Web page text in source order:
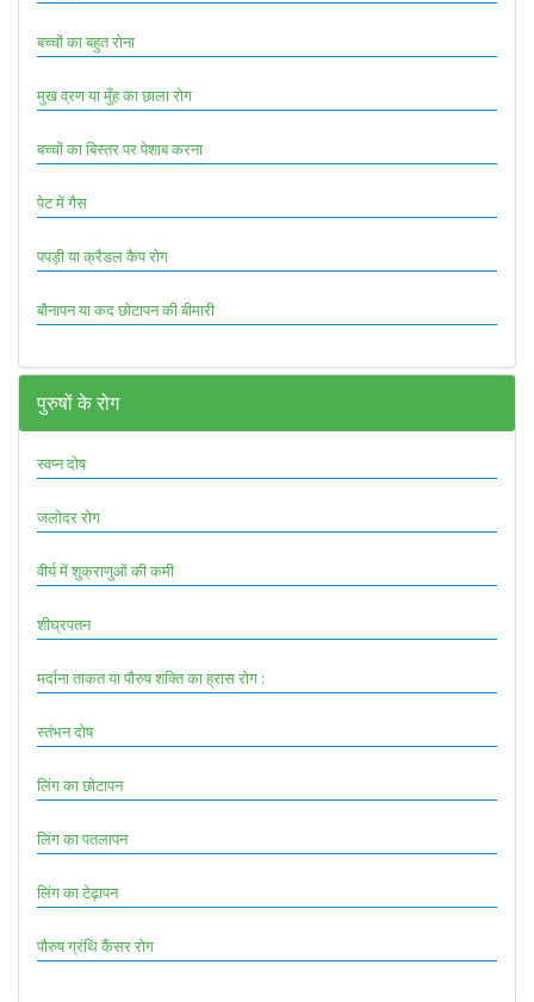
बच्चों का बहुत रोना
मुख व्रण या मुँह का छाला रोग
बच्चों का बिस्तर पर पेशाब करना
पेट में गैस
पपड़ी या क्रैडल कैप रोग
बौनापन या कद छोटापन की बीमारी
पुरुषों के रोग
स्वप्न दोष
जलोदर रोग
वीर्य में शुक्राणुओं की कमी
शीघ्रपतन
मर्दाना ताकत या पौरुष शक्ति का ह्रास रोग :
स्तंभन दोष
लिंग का छोटापन
लिंग का पतलापन
लिंग का टेढ़ापन
पौरुष ग्रंथि कैंसर रोग